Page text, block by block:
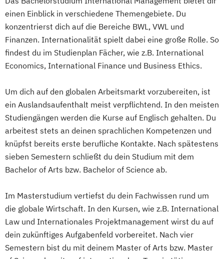
einen Einblick in verschiedene Themengebiete. Du
konzentrierst dich auf die Bereiche BWL, VWL und
Finanzen. Internationalität spielt dabei eine große Rolle. So
findest du im Studienplan Fächer, wie z.B. International
Economics, International Finance und Business Ethics.
Um dich auf den globalen Arbeitsmarkt vorzubereiten, ist
ein Auslandsaufenthalt meist verpflichtend. In den meisten
Studiengängen werden die Kurse auf Englisch gehalten. Du
arbeitest stets an deinen sprachlichen Kompetenzen und
knüpfst bereits erste berufliche Kontakte. Nach spätestens
sieben Semestern schließt du dein Studium mit dem
Bachelor of Arts bzw. Bachelor of Science ab.
Im Masterstudium vertiefst du dein Fachwissen rund um
die globale Wirtschaft. In den Kursen, wie z.B. International
Law und Internationales Projektmanagement wirst du auf
dein zukünftiges Aufgabenfeld vorbereitet. Nach vier
Semestern bist du mit deinem Master of Arts bzw. Master